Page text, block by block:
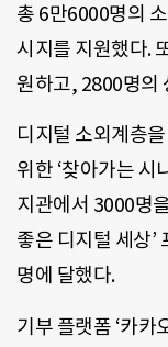
총 6만6000명의
시지를 지원했다.
원하고, 2800명의
디지털 소외계층
위한 ‘찾아가는 시
지관에서 3000명
좋은 디지털 세상
명에 달했다.
기부 플랫폼 ‘카카